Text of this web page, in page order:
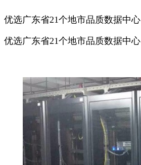
优选广东省21个地市品质数据中心
优选广东省21个地市品质数据中心